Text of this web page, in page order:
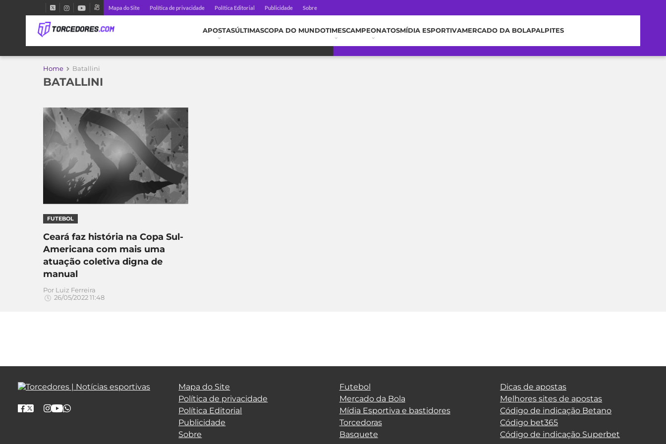
Mapa do Site Política de privacidade Política Editorial Publicidade Sobre
APOSTASÚLTIMASCOPA DO MUNDOTIMESCAMPEONATOSMÍDIA ESPORTIVAMERCADO DA BOLAPALPITES
Home Batallini
BATALLINI
FUTEBOL
Ceará faz história na Copa Sul-
Americana com mais uma
atuação coletiva digna de
manual
Por Luiz Ferreira
26/05/2022 11:48
Mapa do Site
Política de privacidade
Política Editorial
Publicidade
Sobre
Futebol
Mercado da Bola
Mídia Esportiva e bastidores
Torcedoras
Basquete
Dicas de apostas
Melhores sites de apostas
Código de indicação Betano
Código bet365
Código de indicação Superbet